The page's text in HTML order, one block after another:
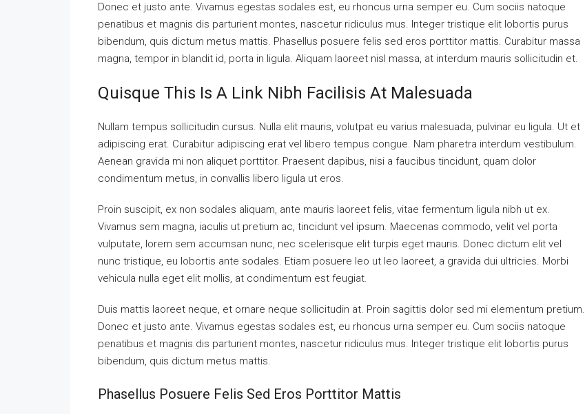
Donec et justo ante. Vivamus egestas sodales est, eu rhoncus urna semper eu. Cum sociis natoque
penatibus et magnis dis parturient montes, nascetur ridiculus mus. Integer tristique elit lobortis purus
bibendum, quis dictum metus mattis. Phasellus posuere felis sed eros porttitor mattis. Curabitur massa
magna, tempor in blandit id, porta in ligula. Aliquam laoreet nisl massa, at interdum mauris sollicitudin et.
Quisque This Is A Link Nibh Facilisis At Malesuada
Nullam tempus sollicitudin cursus. Nulla elit mauris, volutpat eu varius malesuada, pulvinar eu ligula. Ut et
adipiscing erat. Curabitur adipiscing erat vel libero tempus congue. Nam pharetra interdum vestibulum.
Aenean gravida mi non aliquet porttitor. Praesent dapibus, nisi a faucibus tincidunt, quam dolor
condimentum metus, in convallis libero ligula ut eros.
Proin suscipit, ex non sodales aliquam, ante mauris laoreet felis, vitae fermentum ligula nibh ut ex.
Vivamus sem magna, iaculis ut pretium ac, tincidunt vel ipsum. Maecenas commodo, velit vel porta
vulputate, lorem sem accumsan nunc, nec scelerisque elit turpis eget mauris. Donec dictum elit vel
nunc tristique, eu lobortis ante sodales. Etiam posuere leo ut leo laoreet, a gravida dui ultricies. Morbi
vehicula nulla eget elit mollis, at condimentum est feugiat.
Duis mattis laoreet neque, et ornare neque sollicitudin at. Proin sagittis dolor sed mi elementum pretium.
Donec et justo ante. Vivamus egestas sodales est, eu rhoncus urna semper eu. Cum sociis natoque
penatibus et magnis dis parturient montes, nascetur ridiculus mus. Integer tristique elit lobortis purus
bibendum, quis dictum metus mattis.
Phasellus Posuere Felis Sed Eros Porttitor Mattis